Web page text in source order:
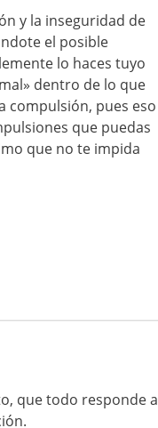
y la inseguridad de
el posible
lo haces tuyo
dentro de lo que
compulsión, pues eso
que puedas
que no te impida
que todo responde a